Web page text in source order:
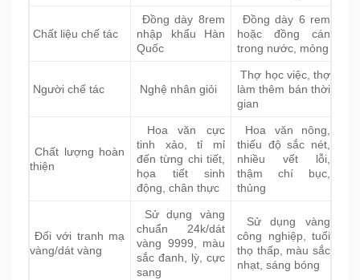
Chất liệu chế tác
Đồng dày 8rem
nhập khẩu Hàn
Quốc
Đồng dày 6 rem
hoặc đồng cán
trong nước, mỏng
Người chế tác Nghệ nhân giỏi
Thợ học việc, thợ
làm thêm bán thời
gian
Chất lượng hoàn
thiện
Hoa văn cực
tinh xảo, tỉ mỉ
đến từng chi tiết,
họa tiết sinh
động, chân thực
Hoa văn nông,
thiếu độ sắc nét,
nhiều vết lỗi,
thậm chí bục,
thủng
Đối với tranh mạ
vàng/dát vàng
Sử dụng vàng
chuẩn 24k/dát
vàng 9999, màu
sắc đanh, lỳ, cực
sang
Sử dụng vàng
công nghiệp, tuổi
thọ thấp, màu sắc
nhạt, sáng bóng